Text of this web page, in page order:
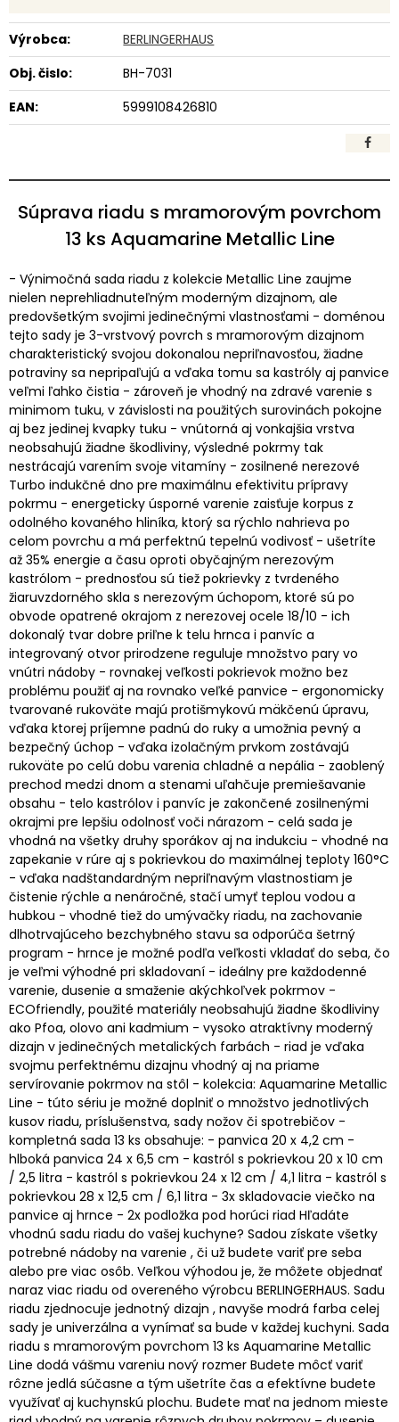
Výrobca:
BERLINGERHAUS
Obj. čislo:
BH-7031
EAN:
5999108426810
Súprava riadu s mramorovým povrchom
13 ks Aquamarine Metallic Line
- Výnimočná sada riadu z kolekcie Metallic Line zaujme
nielen neprehliadnuteľným moderným dizajnom, ale
predovšetkým svojimi jedinečnými vlastnosťami - doménou
tejto sady je 3-vrstvový povrch s mramorovým dizajnom
charakteristický svojou dokonalou nepriľnavosťou, žiadne
potraviny sa nepripaľujú a vďaka tomu sa kastróly aj panvice
veľmi ľahko čistia - zároveň je vhodný na zdravé varenie s
minimom tuku, v závislosti na použitých surovinách pokojne
aj bez jedinej kvapky tuku - vnútorná aj vonkajšia vrstva
neobsahujú žiadne škodliviny, výsledné pokrmy tak
nestrácajú varením svoje vitamíny - zosilnené nerezové
Turbo indukčné dno pre maximálnu efektivitu prípravy
pokrmu - energeticky úsporné varenie zaisťuje korpus z
odolného kovaného hliníka, ktorý sa rýchlo nahrieva po
celom povrchu a má perfektnú tepelnú vodivosť - ušetríte
až 35% energie a času oproti obyčajným nerezovým
kastrólom - prednosťou sú tiež pokrievky z tvrdeného
žiaruvzdorného skla s nerezovým úchopom, ktoré sú po
obvode opatrené okrajom z nerezovej ocele 18/10 - ich
dokonalý tvar dobre priľne k telu hrnca i panvíc a
integrovaný otvor prirodzene reguluje množstvo pary vo
vnútri nádoby - rovnakej veľkosti pokrievok možno bez
problému použiť aj na rovnako veľké panvice - ergonomicky
tvarované rukoväte majú protišmykovú mäkčenú úpravu,
vďaka ktorej príjemne padnú do ruky a umožnia pevný a
bezpečný úchop - vďaka izolačným prvkom zostávajú
rukoväte po celú dobu varenia chladné a nepália - zaoblený
prechod medzi dnom a stenami uľahčuje premiešavanie
obsahu - telo kastrólov i panvíc je zakončené zosilnenými
okrajmi pre lepšiu odolnosť voči nárazom - celá sada je
vhodná na všetky druhy sporákov aj na indukciu - vhodné na
zapekanie v rúre aj s pokrievkou do maximálnej teploty 160°C
- vďaka nadštandardným nepriľnavým vlastnostiam je
čistenie rýchle a nenáročné, stačí umyť teplou vodou a
hubkou - vhodné tiež do umývačky riadu, na zachovanie
dlhotrvajúceho bezchybného stavu sa odporúča šetrný
program - hrnce je možné podľa veľkosti vkladať do seba, čo
je veľmi výhodné pri skladovaní - ideálny pre každodenné
varenie, dusenie a smaženie akýchkoľvek pokrmov -
ECOfriendly, použité materiály neobsahujú žiadne škodliviny
ako Pfoa, olovo ani kadmium - vysoko atraktívny moderný
dizajn v jedinečných metalických farbách - riad je vďaka
svojmu perfektnému dizajnu vhodný aj na priame
servírovanie pokrmov na stôl - kolekcia: Aquamarine Metallic
Line - túto sériu je možné doplniť o množstvo jednotlivých
kusov riadu, príslušenstva, sady nožov či spotrebičov -
kompletná sada 13 ks obsahuje: - panvica 20 x 4,2 cm -
hlboká panvica 24 x 6,5 cm - kastról s pokrievkou 20 x 10 cm
/ 2,5 litra - kastról s pokrievkou 24 x 12 cm / 4,1 litra - kastról s
pokrievkou 28 x 12,5 cm / 6,1 litra - 3x skladovacie viečko na
panvice aj hrnce - 2x podložka pod horúci riad Hľadáte
vhodnú sadu riadu do vašej kuchyne? Sadou získate všetky
potrebné nádoby na varenie , či už budete variť pre seba
alebo pre viac osôb. Veľkou výhodou je, že môžete objednať
naraz viac riadu od overeného výrobcu BERLINGERHAUS. Sadu
riadu zjednocuje jednotný dizajn , navyše modrá farba celej
sady je univerzálna a vynímať sa bude v každej kuchyni. Sada
riadu s mramorovým povrchom 13 ks Aquamarine Metallic
Line dodá vášmu vareniu nový rozmer Budete môcť variť
rôzne jedlá súčasne a tým ušetríte čas a efektívne budete
využívať aj kuchynskú plochu. Budete mať na jednom mieste